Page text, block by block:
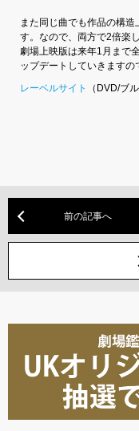
また同じ曲でも作品の構
す。なので、両方で2倍楽し
劇場上映版は来年1月まで
ップデートしていきますの
レーベルサイト
（DVD/ブ
前の記事へ